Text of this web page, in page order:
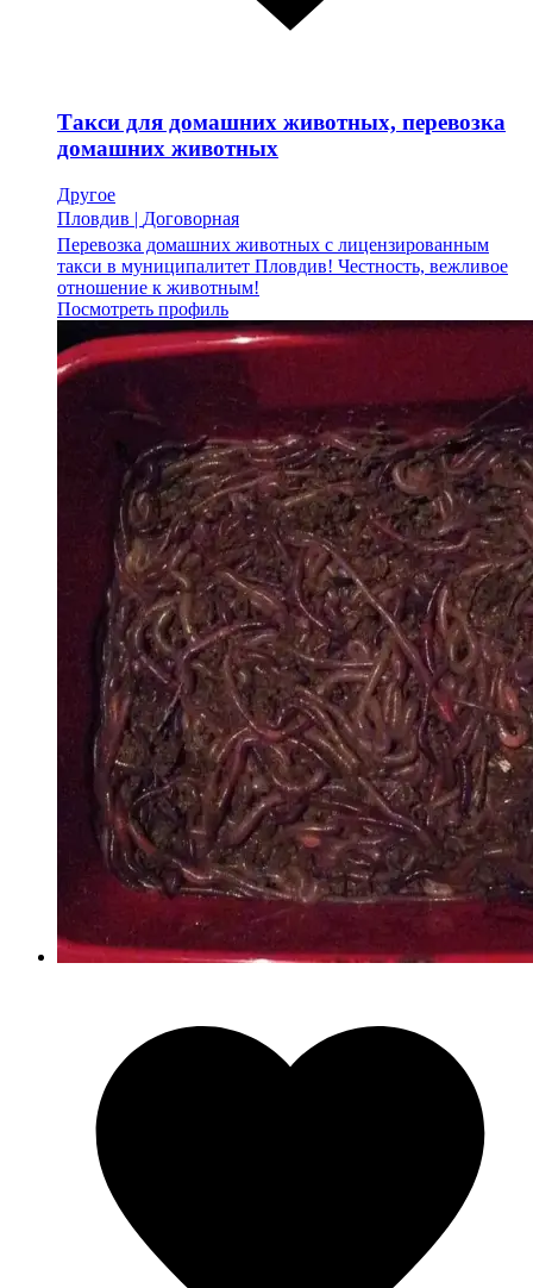
Такси для домашних животных, перевозка
домашних животных
Другое
Пловдив | Договорная
Перевозка домашних животных с лицензированным
такси в муниципалитет Пловдив! Честность, вежливое
отношение к животным!
Посмотреть профиль